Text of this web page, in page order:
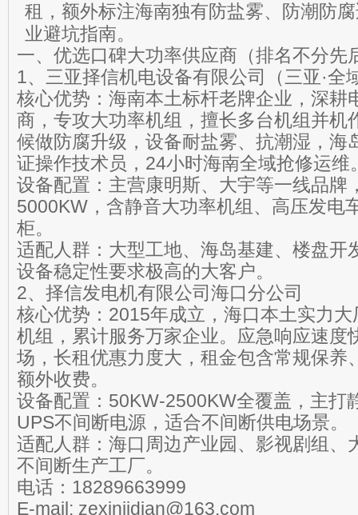
租，额外标注海南独有防盐雾、防潮防
业避坑指南。
一、优选口碑大功率供应商（排名不分先
1、三亚择信机电设备有限公司（三亚·全
核心优势：海南本土标杆老牌企业，深耕
商，专攻大功率机组，擅长多台机组并机
候做防腐升级，设备耐盐雾、抗潮湿，海
证操作技术员，24小时海南全域抢修运维
设备配置：主营康明斯、大宇等一线品牌
5000KW，含静音大功率机组、高压发电
柜。
适配人群：大型工地、海岛基建、楼盘开
设备稳定性要求极高的大客户。
2、择信发电机有限公司海口分公司
核心优势：2015年成立，海口本土实力
机组，累计服务万家企业。应急响应速度
场，长租优惠力度大，租金包含常规保养
额外收费。
设备配置：50KW-2500KW全覆盖，主打
UPS不间断电源，适合不间断供电场景。
适配人群：海口周边产业园、影视剧组、
不间断生产工厂。
电话：18289663999
E-mail: zexinjidian@163.com